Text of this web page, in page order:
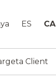
ES CA
Client